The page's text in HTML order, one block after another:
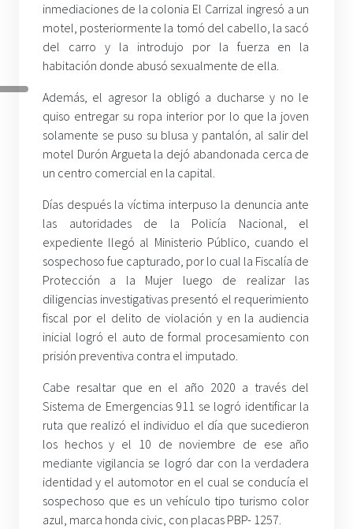
inmediaciones de la colonia El Carrizal ingresó a un
motel, posteriormente la tomó del cabello, la sacó
del carro y la introdujo por la fuerza en la
habitación donde abusó sexualmente de ella.
Además, el agresor la obligó a ducharse y no le
quiso entregar su ropa interior por lo que la joven
solamente se puso su blusa y pantalón, al salir del
motel Durón Argueta la dejó abandonada cerca de
un centro comercial en la capital.
Días después la víctima interpuso la denuncia ante
las autoridades de la Policía Nacional, el
expediente llegó al Ministerio Público, cuando el
sospechoso fue capturado, por lo cual la Fiscalía de
Protección a la Mujer luego de realizar las
diligencias investigativas presentó el requerimiento
fiscal por el delito de violación y en la audiencia
inicial logró el auto de formal procesamiento con
prisión preventiva contra el imputado.
Cabe resaltar que en el año 2020 a través del
Sistema de Emergencias 911 se logró identificar la
ruta que realizó el individuo el día que sucedieron
los hechos y el 10 de noviembre de ese año
mediante vigilancia se logró dar con la verdadera
identidad y el automotor en el cual se conducía el
sospechoso que es un vehículo tipo turismo color
azul, marca honda civic, con placas PBP- 1257.